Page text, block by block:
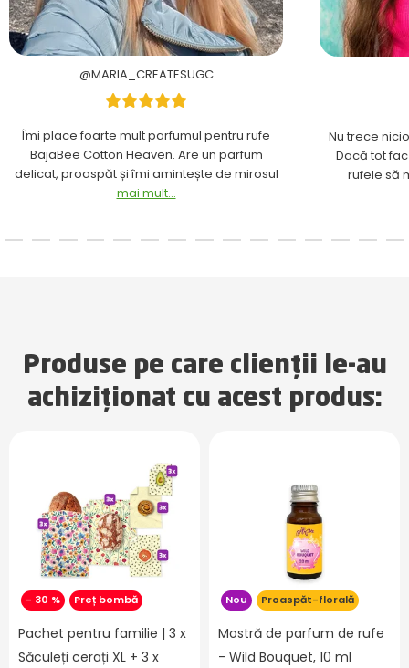
@MARIA_CREATESUGC
Îmi place foarte mult parfumul pentru rufe
BajaBee Cotton Heaven. Are un parfum
delicat, proaspăt și îmi amintește de mirosul
mai mult...
Nu trece
Dacă tot
rufele să
Produse pe care clienții le-au
achiziționat cu acest produs:
- 30 % Preț bombă
Pachet pentru familie | 3 x
Săculeți cerați XL + 3 x
Nou Proaspăt-florală
Mostră de parfum de rufe
- Wild Bouquet, 10 ml